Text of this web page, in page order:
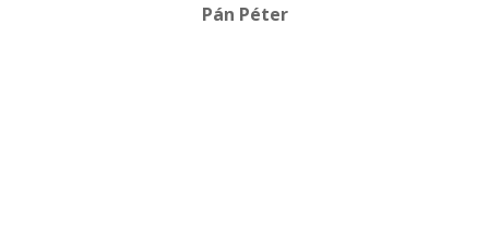
Pán Péter